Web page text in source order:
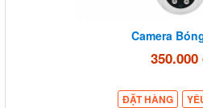
Camera
350.000
ĐẶT HÀNG